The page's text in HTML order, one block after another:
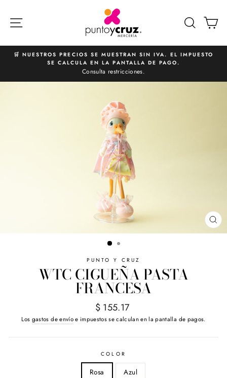
directamente
diapositivas
🛒 NUESTROS PRECIOS SE MUESTRAN SIN IVA. EL IMPUESTO
SE CALCULA EN LA PANTALLA DE PAGO.
Consulta restricciones.
PUNTO Y CRUZ
WTC CIGUEÑA PASTA
FRANCESA
Precio
habitual
$ 155.17
Los gastos de envíoe impuestos se calculan en la pantalla de pagos.
COLOR
Rosa Azul